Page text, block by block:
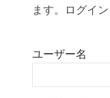
ます。ログイ
ユーザー名